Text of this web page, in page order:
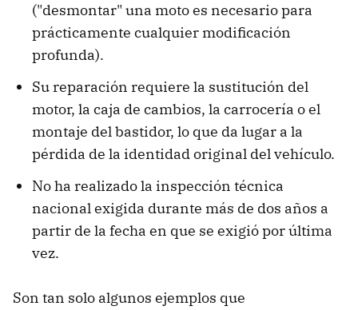
("desmontar" una moto es necesario para
prácticamente cualquier modificación
profunda).
Su reparación requiere la sustitución del
motor, la caja de cambios, la carrocería o el
montaje del bastidor, lo que da lugar a la
pérdida de la identidad original del vehículo.
No ha realizado la inspección técnica
nacional exigida durante más de dos años a
partir de la fecha en que se exigió por última
vez.
Son tan solo algunos ejemplos que